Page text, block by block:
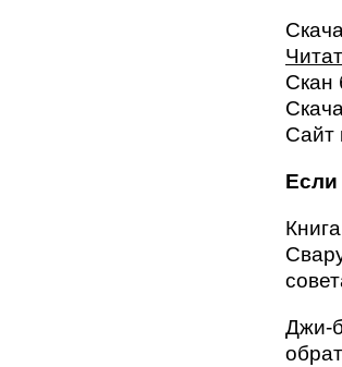
a
c
e
b
o
o
k
Скан
Сайт
Если
Джи-